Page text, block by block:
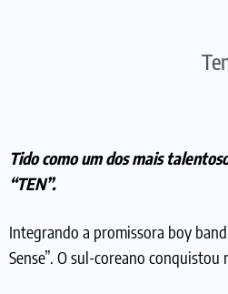
Tido como um dos mais
“TEN”.
Integrando a promissora boy
Sense”. O sul-coreano